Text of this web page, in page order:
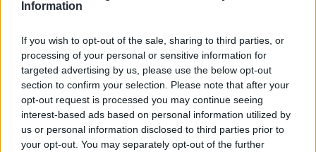
Information
If you wish to opt-out of the sale, sharing to third parties, or
processing of your personal or sensitive information for
targeted advertising by us, please use the below opt-out
section to confirm your selection. Please note that after your
opt-out request is processed you may continue seeing
interest-based ads based on personal information utilized by
us or personal information disclosed to third parties prior to
your opt-out. You may separately opt-out of the further